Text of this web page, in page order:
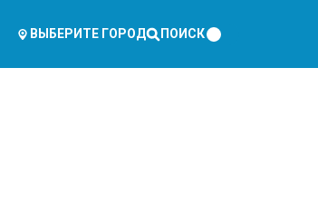
ВЫБЕРИТЕ ГОРОД ПОИСК